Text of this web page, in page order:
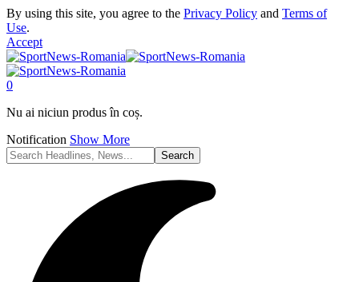
By using this site, you agree to the Privacy Policy and Terms of
Use.
Accept
0
Nu ai niciun produs în coș.
Notification Show More